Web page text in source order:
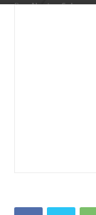
Por Nestor